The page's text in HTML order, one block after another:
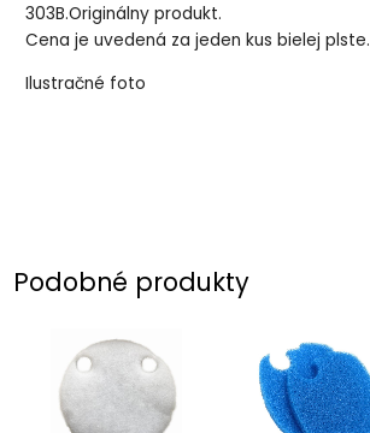
303B.Originálny produkt.
Cena je uvedená za jeden kus bielej plste.
Ilustračné foto
Podobné produkty